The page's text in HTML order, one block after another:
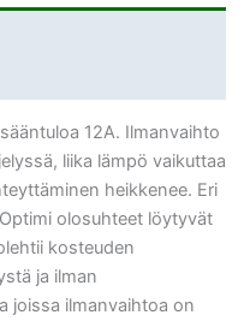
12A. Ilmanvaihto
liika lämpö vaikuttaa
heikkenee. Eri
olosuhteet löytyvät
kosteuden
ja ilman
joissa ilmanvaihtoa on